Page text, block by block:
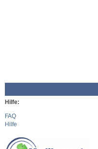
Hilfe:
FAQ
Hilfe